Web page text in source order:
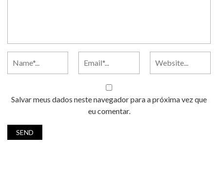
Salvar meus dados neste navegador para a próxima vez que
eu comentar.